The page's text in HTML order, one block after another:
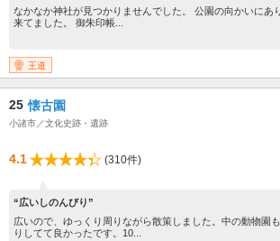
なかなか神社が見つかりませんでした。 公園の向かいにあ
来てました。 御朱印帳...
王道
25 懐古園
小諸市／文化史跡・遺跡
4.1 (310件)
“広いしのんびり”
広いので、ゆっくり周りながら散策しました。中の動物園
りしてて良かったです。10...